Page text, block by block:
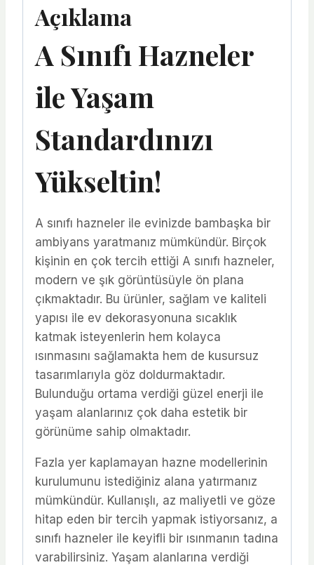
Açıklama
A Sınıfı Hazneler
ile Yaşam
Standardınızı
Yükseltin!
A sınıfı hazneler ile evinizde bambaşka bir
ambiyans yaratmanız mümkündür. Birçok
kişinin en çok tercih ettiği A sınıfı hazneler,
modern ve şık görüntüsüyle ön plana
çıkmaktadır. Bu ürünler, sağlam ve kaliteli
yapısı ile ev dekorasyonuna sıcaklık
katmak isteyenlerin hem kolayca
ısınmasını sağlamakta hem de kusursuz
tasarımlarıyla göz doldurmaktadır.
Bulunduğu ortama verdiği güzel enerji ile
yaşam alanlarınız çok daha estetik bir
görünüme sahip olmaktadır.
Fazla yer kaplamayan hazne modellerinin
kurulumunu istediğiniz alana yatırmanız
mümkündür. Kullanışlı, az maliyetli ve göze
hitap eden bir tercih yapmak istiyorsanız, a
sınıfı hazneler ile keyifli bir ısınmanın tadına
varabilirsiniz. Yaşam alanlarına verdiği